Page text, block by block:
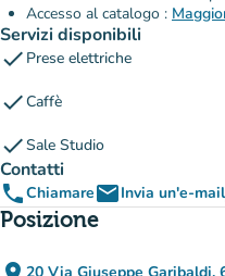
Accesso al catalogo :
Servizi disponibili
check Prese elettriche
checkCaffè
checkSale Studio
Contatti
phoneChiamareemailInvia un'e-mail
Posizione